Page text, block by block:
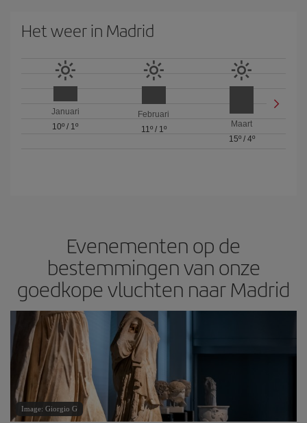
Het weer in Madrid
Januari
10º / 1º
Februari
11º/ 1º
Maart
15º/ 4º
Evenementen op de
bestemmingen van onze
goedkope vluchten naar Madrid
Image: Giorgio G